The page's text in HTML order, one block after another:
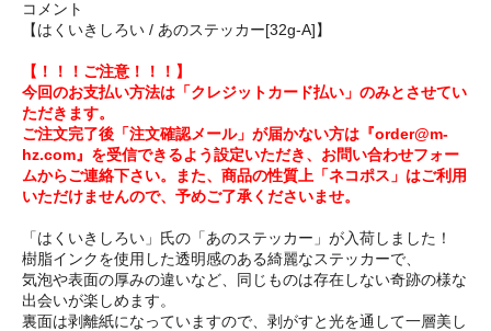
コメント
【はくいきしろい / あのステッカー[32g-A]】
【！！！ご注意！！！】
今回のお支払い方法は「クレジットカード払い」のみとさせてい
ただきます。
ご注文完了後「注文確認メール」が届かない方は『order@m-
hz.com』を受信できるよう設定いただき、お問い合わせフォー
ムからご連絡下さい。また、商品の性質上「ネコポス」はご利用
いただけませんので、予めご了承くださいませ。
「はくいきしろい」氏の「あのステッカー」が入荷しました！
樹脂インクを使用した透明感のある綺麗なステッカーで、
気泡や表面の厚みの違いなど、同じものは存在しない奇跡の様な
出会いが楽しめます。
裏面は剥離紙になっていますので、剥がすと光を通して一層美し